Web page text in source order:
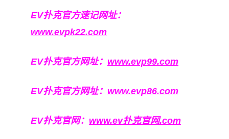
EV扑克官方速记网址：
www.evpk22.com
EV扑克官方网址： www.evp99.com
EV扑克官方网址： www.evp86.com
EV扑克官网： www.ev扑克官网.com